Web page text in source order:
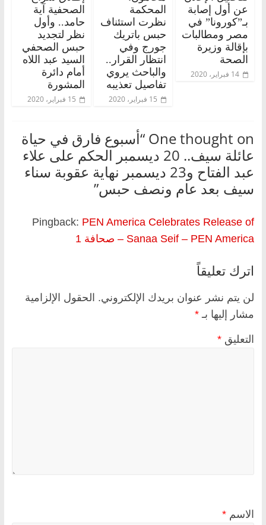
عن أول إصابة
بـ”كورونا” في
مصر ومطالبات
بإقالة وزيرة
الصحة
14 فبراير، 2020
المحكمة
نظرت استئناف
حبس باتريك
جورج وفي
انتظار القرار..
والباحث يروي
تفاصيل تعذيبه
15 فبراير، 2020
الصحفية آية
حامد.. وأول
نظر لتجديد
حبس الصحفي
السيد عبد اللاه
أمام دائرة
المشورة
15 فبراير، 2020
One thought on “ أسبوع فارق في حياة
عائلة سيف.. 20 ديسمبر الحكم على علاء
عبد الفتاح و23 ديسمبر نهاية عقوبة سناء
سيف بعد عام ونصف حبس”
Pingback: PEN America Celebrates Release of
Sanaa Seif – PEN America – صحافة 1
اترك تعليقاً
لن يتم نشر عنوان بريدك الإلكتروني. الحقول الإلزامية
مشار إليها بـ *
التعليق *
الاسم *